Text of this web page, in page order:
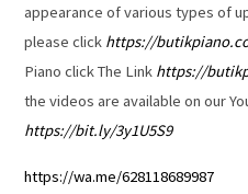
appearance of various types of
please click https://
Piano click The Link https://
the videos are available on our
https://bit.ly/3y1U5S9
https://wa.me/628118689987